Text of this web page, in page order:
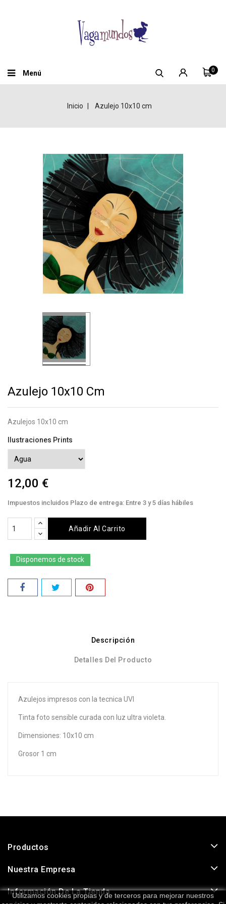
Utilizamos cookies propias y de terceros para mejorar nuestros
0
Menú
Inicio Azulejo 10x10 cm
Azulejo 10x10 Cm
Azulejos 10x10 cm
Ilustraciones Prints
12,00 €
Impuestos incluidos Plazo de entrega: Entre 3 y 5 días hábiles
Añadir Al Carrito
Disponemos de stock
Descripción
Detalles Del Producto
Azulejos impresos con la tecnica UVI
Tinta foto sensible curada con luz ultra violeta.
Dimensiones: 10x10 cm
Grosor 1 cm
Productos
Nuestra Empresa
Información De La Tienda